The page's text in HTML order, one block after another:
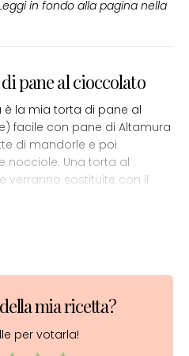
in fondo alla pagina nella
pane al cioccolato
è la mia torta di pane al
facile con pane di Altamura
di mandorle e poi
nocciole. Una torta al
verranno sostituite con il
alla
povero, ma davvero buono.
regioni italiane con il
mia ricetta?
per votarla!